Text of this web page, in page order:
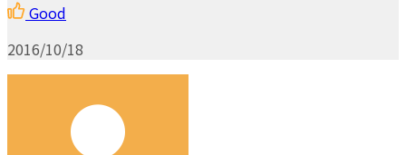
Good
2016/10/18